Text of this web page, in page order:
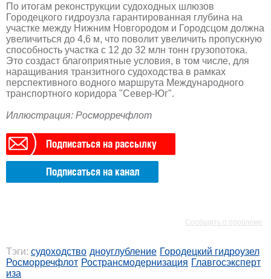
По итогам реконструкции судоходных шлюзов
Городецкого гидроузла гарантированная глубина на
участке между Нижним Новгородом и Городсцом должна
увеличиться до 4,6 м, что поволит увеличить пропускную
способность участка с 12 до 32 млн тонн грузопотока.
Это создаст благоприятные условия, в том числе, для
наращивания транзитного судоходства в рамках
перспективного водного маршрута Международного
транспортного коридора "Север-Юг".
Иллюстрация: Росморречфлот
Подписаться на рассылку
Подписаться на канал
Сообщить о проблеме
Тэги: судоходство дноуглубление Городецкий гидроузел
Росморречфлот Ространсмодернизация Главгосэксперт
иза